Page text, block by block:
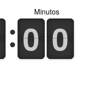
0
0
1
1 0
0
1
1
Minutos